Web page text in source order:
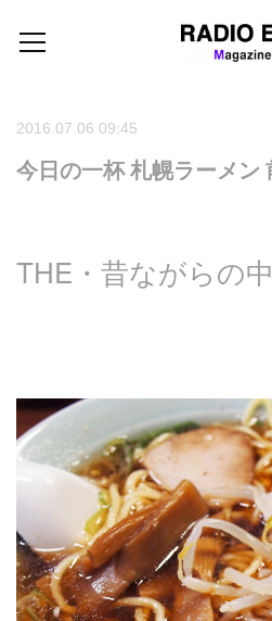
2016.07.06 09:45
今日の一杯 札幌ラーメン
THE・昔ながらの